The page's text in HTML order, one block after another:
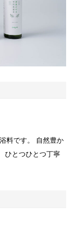
料です。 自然豊か
ひとつひとつ丁寧